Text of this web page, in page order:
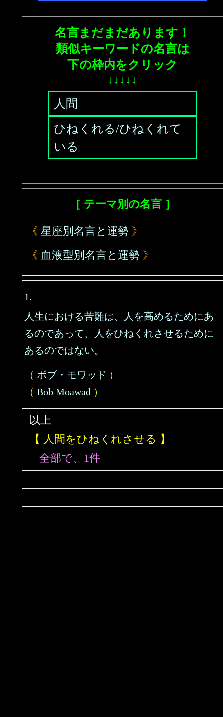
名言まだまだあります！
類似キーワードの名言は
下の枠内をクリック
↓↓↓↓↓
人間
ひねくれる/ひねくれて
いる
［ テーマ別の名言 ］
《 星座別名言と運勢 》
《 血液型別名言と運勢 》
1.
人生における苦難は、人を高めるためにあ
るのであって、人をひねくれさせるために
あるのではない。
（ ボブ・モワッド ）
（ Bob Moawad ）
以上
【 人間をひねくれさせる 】
全部で、1件